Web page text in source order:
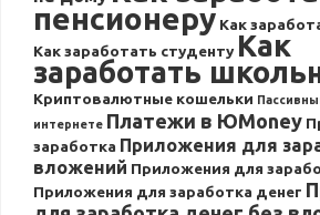
пенсионеру Как
Как заработать студенту Как
заработать
Криптовалютные кошельки
интернете Платежи в ЮMoney
заработка Приложения для
вложений Приложения для
Приложения для заработка денег